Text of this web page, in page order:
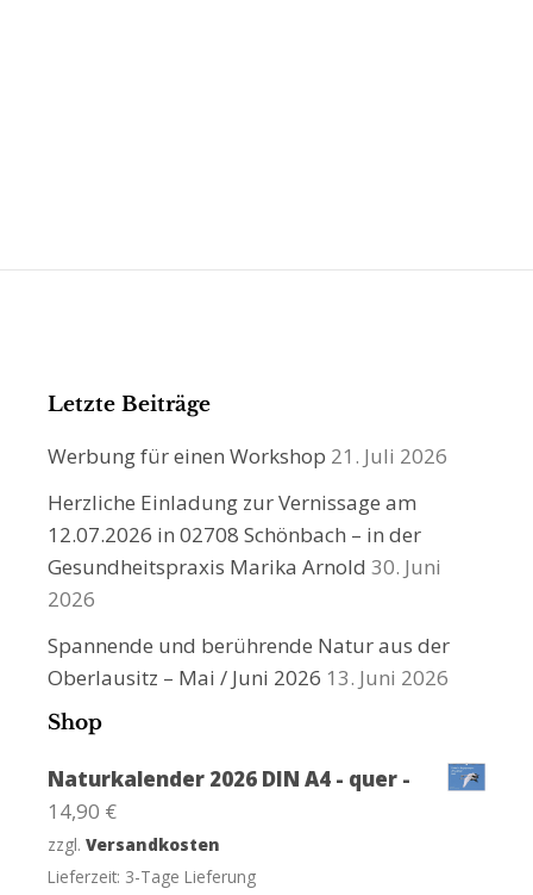
Letzte Beiträge
Werbung für einen Workshop 21. Juli 2026
Herzliche Einladung zur Vernissage am
12.07.2026 in 02708 Schönbach – in der
Gesundheitspraxis Marika Arnold 30. Juni
2026
Spannende und berührende Natur aus der
Oberlausitz – Mai / Juni 2026 13. Juni 2026
Shop
Naturkalender 2026 DIN A4 - quer -
14,90 €
zzgl. Versandkosten
Lieferzeit: 3-Tage Lieferung